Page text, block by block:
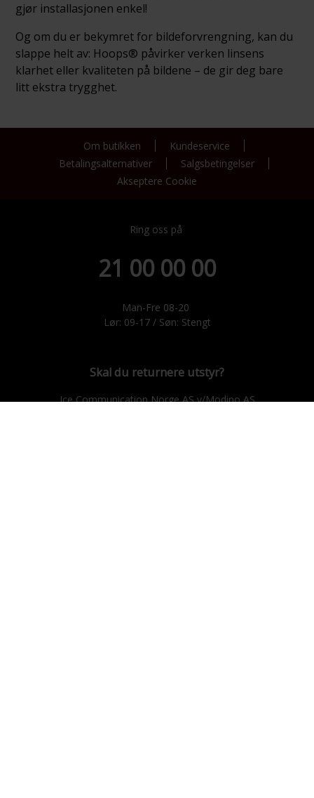
gjør installasjonen enkel!
Og om du er bekymret for bildeforvrengning, kan du
slappe helt av: Hoops® påvirker verken linsens
klarhet eller kvaliteten på bildene – de gir deg bare
litt ekstra trygghet.
Om butikken
Kundeservice
Betalingsalternativer
Salgsbetingelser
Akseptere Cookie
Ring oss på
21 00 00 00
Man-Fre 08-20
Lør: 09-17 / Søn: Stengt
Skal du returnere utstyr?
Ice Communication Norge AS v/Modino AS